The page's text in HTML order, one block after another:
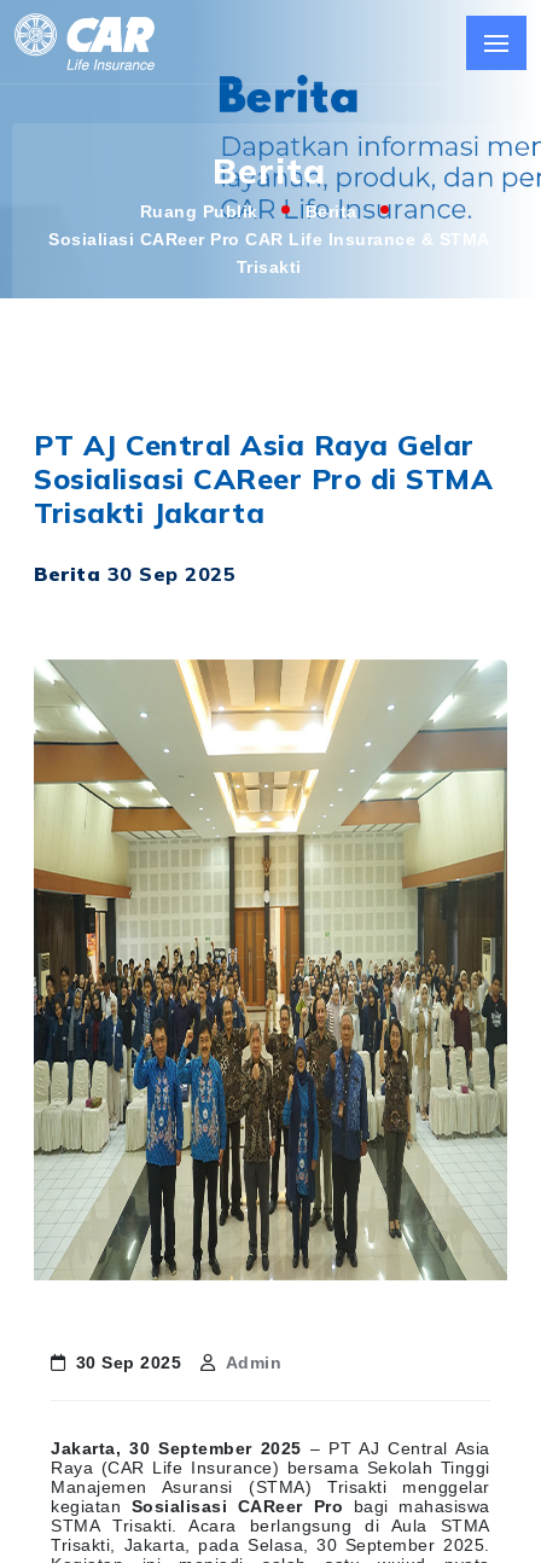
Berita
Ruang Publik
Berita
Sosialiasi CAReer Pro CAR Life Insurance & STMA
Trisakti
PT AJ Central Asia Raya Gelar
Sosialisasi CAReer Pro di STMA
Trisakti Jakarta
Berita 30 Sep 2025
30 Sep 2025 Admin
Jakarta, 30 September 2025 – PT AJ Central Asia
Raya (CAR Life Insurance) bersama Sekolah Tinggi
Manajemen Asuransi (STMA) Trisakti menggelar
kegiatan Sosialisasi CAReer Pro bagi mahasiswa
STMA Trisakti. Acara berlangsung di Aula STMA
Trisakti, Jakarta, pada Selasa, 30 September 2025.